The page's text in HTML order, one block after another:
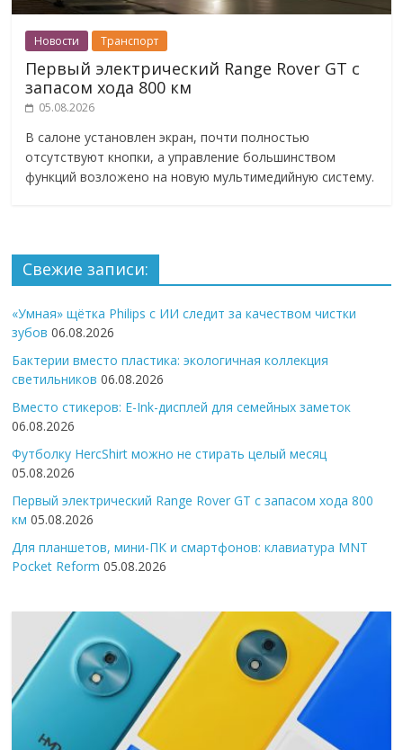
Новости Транспорт
Первый электрический Range Rover GT с
запасом хода 800 км
05.08.2026
В салоне установлен экран, почти полностью
отсутствуют кнопки, а управление большинством
функций возложено на новую мультимедийную систему.
Свежие записи:
«Умная» щётка Philips с ИИ следит за качеством чистки
зубов 06.08.2026
Бактерии вместо пластика: экологичная коллекция
светильников 06.08.2026
Вместо стикеров: E-Ink-дисплей для семейных заметок
06.08.2026
Футболку HercShirt можно не стирать целый месяц
05.08.2026
Первый электрический Range Rover GT с запасом хода 800
км 05.08.2026
Для планшетов, мини-ПК и смартфонов: клавиатура MNT
Pocket Reform 05.08.2026